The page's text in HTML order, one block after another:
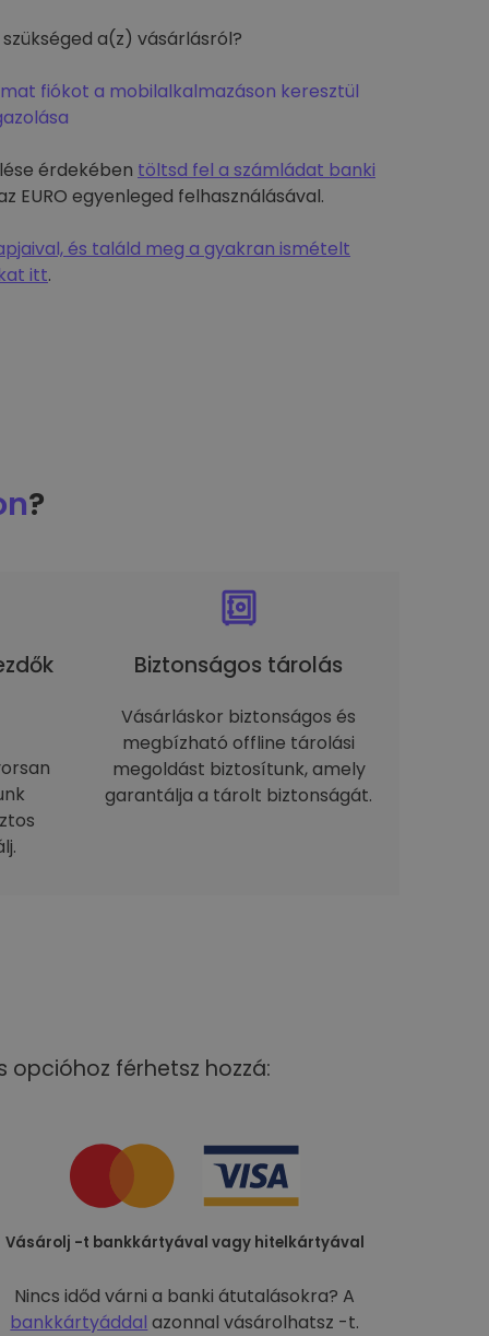
a(z) vásárlásról?
fiókot a mobilalkalmazáson keresztül
érdekében töltsd fel a számládat banki
EURO egyenleged felhasználásával.
és találd meg a gyakran ismételt
itt.
?
Biztonságos tárolás
Vásárláskor biztonságos és
megbízható offline tárolási
megoldást biztosítunk, amely
garantálja a tárolt biztonságát.
férhetsz hozzá:
Vásárolj -t bankkártyával vagy hitelkártyával
Nincs időd várni a banki átutalásokra? A
bankkártyáddal azonnal vásárolhatsz -t.